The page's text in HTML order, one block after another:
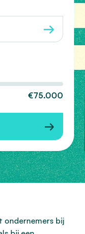
€75.000
ondernemers bij